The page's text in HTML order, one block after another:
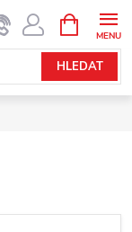
HLEDAT
NÁKUPNÍ
KOŠÍK